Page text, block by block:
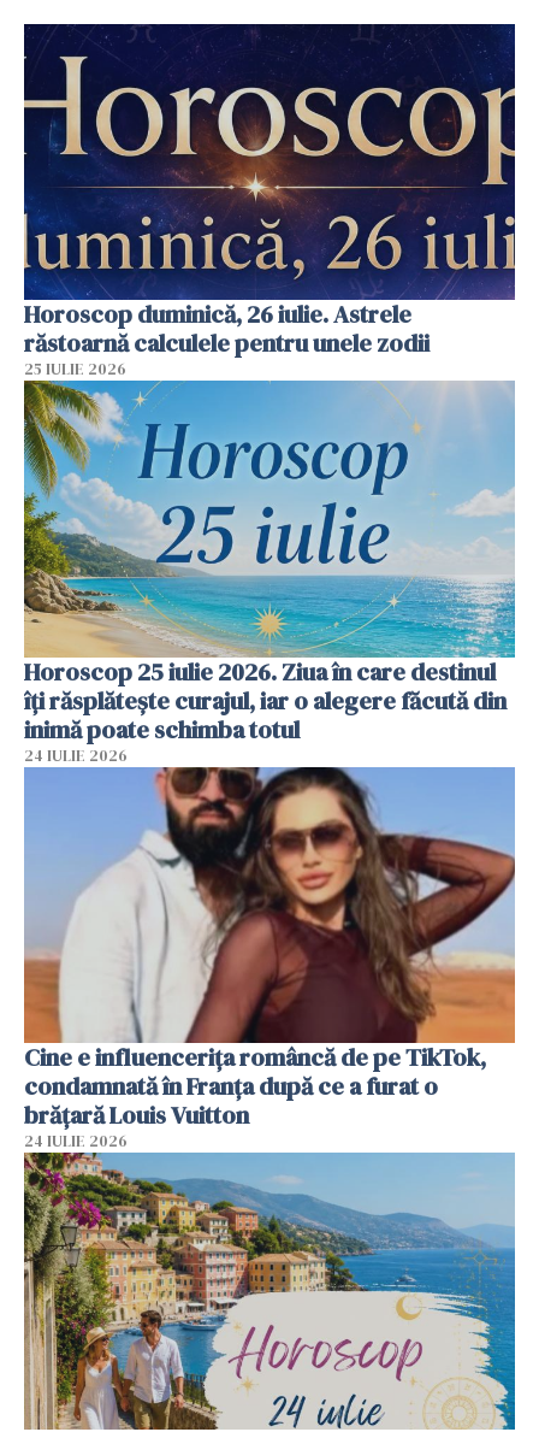
Horoscop duminică, 26 iulie. Astrele
răstoarnă calculele pentru unele zodii
25 IULIE 2026
Horoscop 25 iulie 2026. Ziua în care destinul
îți răsplătește curajul, iar o alegere făcută din
inimă poate schimba totul
24 IULIE 2026
Cine e influencerița româncă de pe TikTok,
condamnată în Franța după ce a furat o
brățară Louis Vuitton
24 IULIE 2026